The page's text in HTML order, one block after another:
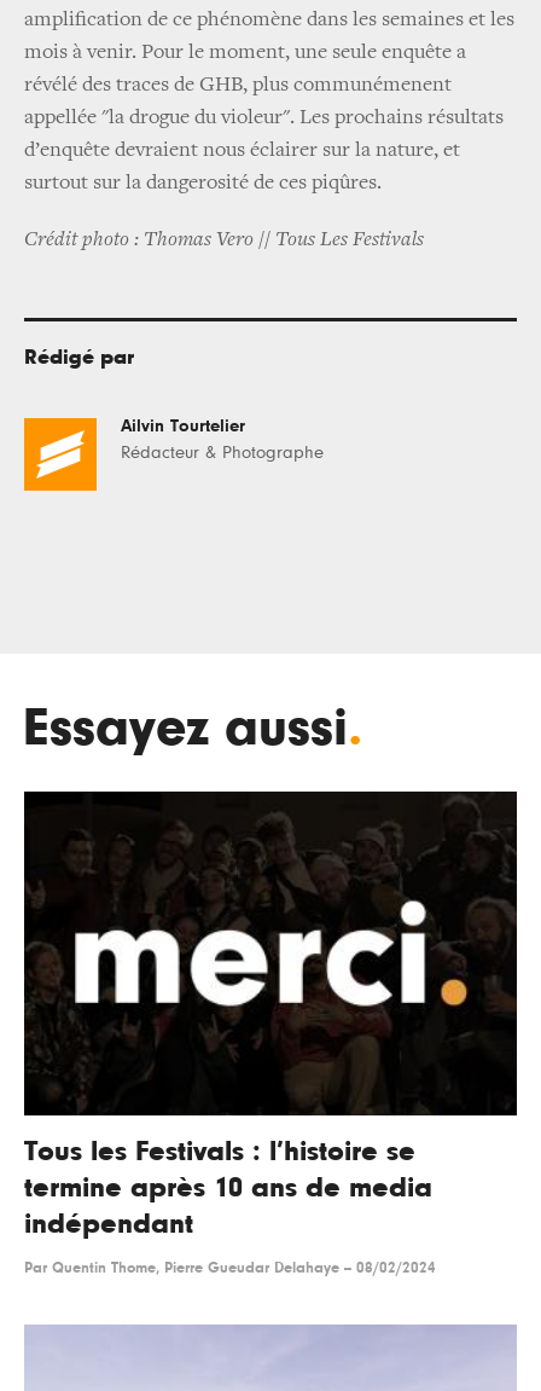
amplification de ce phénomène dans les semaines et les
mois à venir. Pour le moment, une seule enquête a
révélé des traces de GHB, plus communémenent
appellée "la drogue du violeur". Les prochains résultats
d’enquête devraient nous éclairer sur la nature, et
surtout sur la dangerosité de ces piqûres.
Crédit photo : Thomas Vero // Tous Les Festivals
Rédigé par
Ailvin Tourtelier
Rédacteur & Photographe
Essayez aussi.
Tous les Festivals : l’histoire se
termine après 10 ans de media
indépendant
Par Quentin Thome, Pierre Gueudar Delahaye -- 08/02/2024